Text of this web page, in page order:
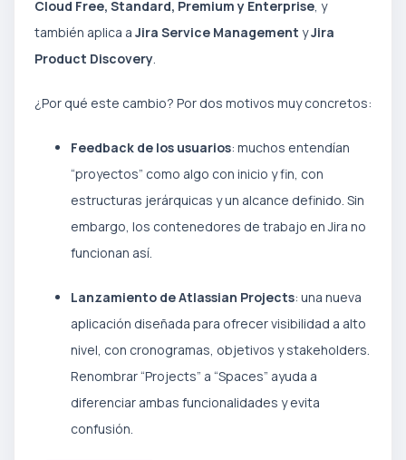
Cloud Free, Standard, Premium y Enterprise, y
también aplica a Jira Service Management yJira
Product Discovery.
¿Por qué este cambio? Por dos motivos muy concretos:
Feedback de los usuarios: muchos entendían
“proyectos” como algo con inicio y fin, con
estructuras jerárquicas y un alcance definido. Sin
embargo, los contenedores de trabajo en Jira no
funcionan así.
Lanzamiento de Atlassian Projects: una nueva
aplicación diseñada para ofrecer visibilidad a alto
nivel, con cronogramas, objetivos y stakeholders.
Renombrar “Projects” a “Spaces” ayuda a
diferenciar ambas funcionalidades y evita
confusión.